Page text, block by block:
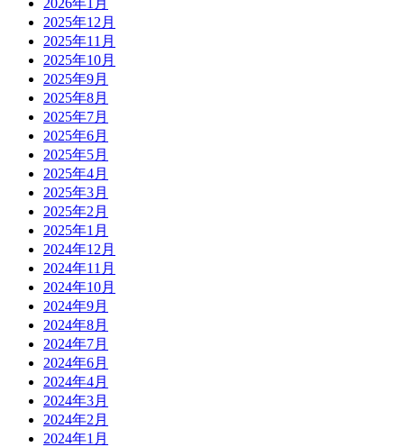
2025年12月
2025年11月
2025年10月
2025年9月
2025年8月
2025年7月
2025年6月
2025年5月
2025年4月
2025年3月
2025年2月
2025年1月
2024年12月
2024年11月
2024年10月
2024年9月
2024年8月
2024年7月
2024年6月
2024年4月
2024年3月
2024年2月
2024年1月